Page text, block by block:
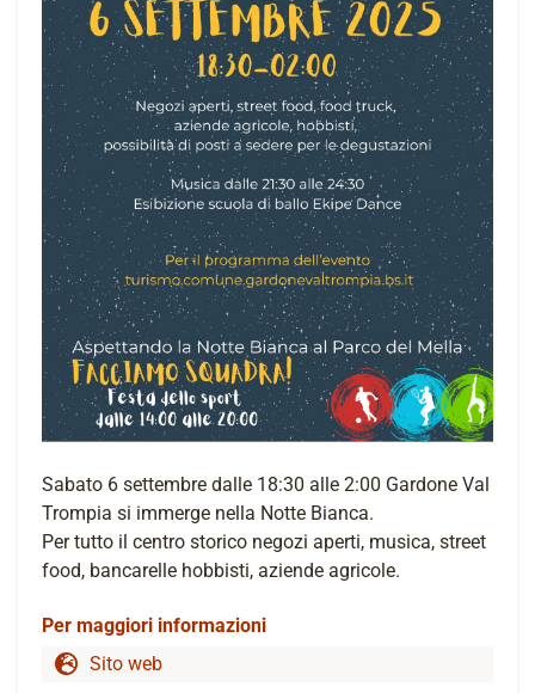
Sabato 6 settembre dalle 18:30 alle 2:00 Gardone Val
Trompia si immerge nella Notte Bianca.
Per tutto il centro storico negozi aperti, musica, street
food, bancarelle hobbisti, aziende agricole.
Per maggiori informazioni
Sito web